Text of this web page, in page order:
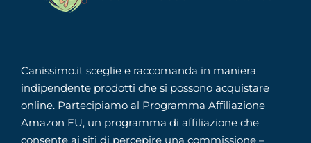
Canissimo.it sceglie e raccomanda in maniera
indipendente prodotti che si possono acquistare
online. Partecipiamo al Programma Affiliazione
Amazon EU, un programma di affiliazione che
consente ai siti di percepire una commissione –